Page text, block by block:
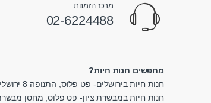
מרכז הזמנות
02-6224488
מחפשים חנות חיות?
חנות חיות בירושלים- פט פלוס, התנופה 8 ירושלים
חנות חיות במבשרת ציון- פט פלוס, מחסן מבשרת